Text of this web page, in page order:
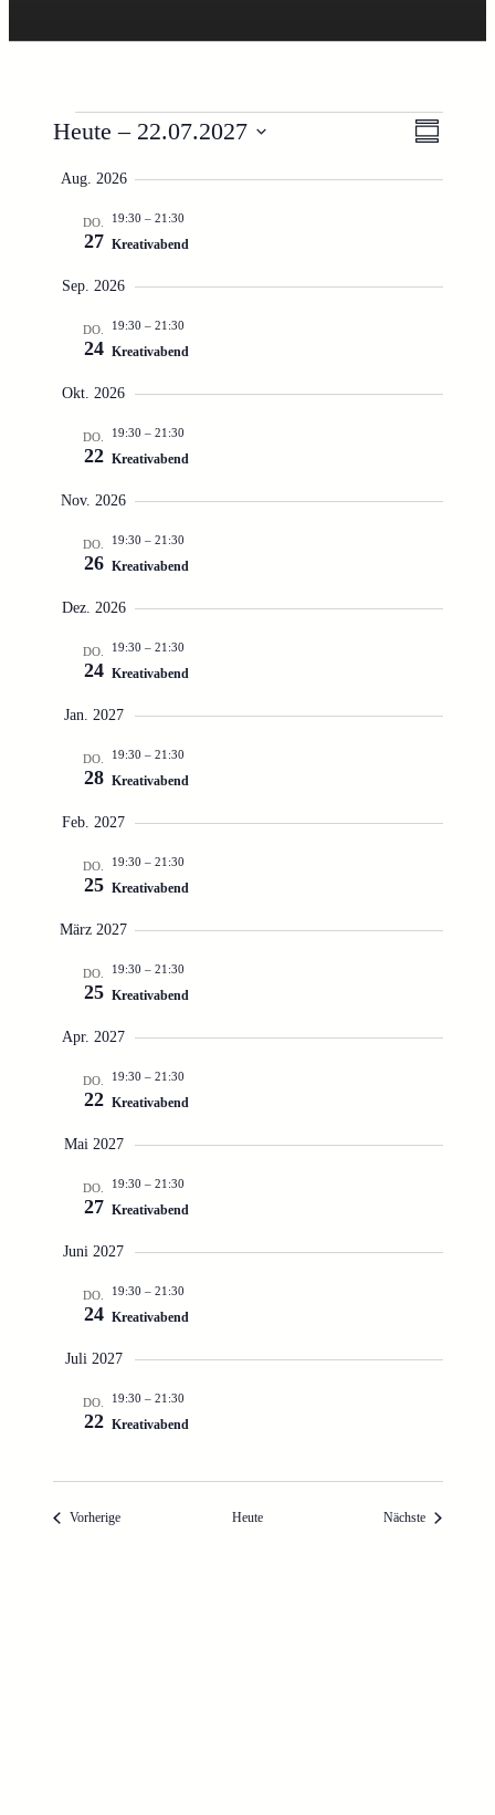
Veranstaltungen
Heute – 22.07.2027
Aug. 2026
DO.
27
19:30 – 21:30
Kreativabend
Sep. 2026
DO.
24
19:30 – 21:30
Kreativabend
Okt. 2026
DO.
22
19:30 – 21:30
Kreativabend
Nov. 2026
DO.
26
19:30 – 21:30
Kreativabend
Dez. 2026
DO.
24
19:30 – 21:30
Kreativabend
Jan. 2027
DO.
28
19:30 – 21:30
Kreativabend
Feb. 2027
DO.
25
19:30 – 21:30
Kreativabend
März 2027
DO.
25
19:30 – 21:30
Kreativabend
Apr. 2027
DO.
22
19:30 – 21:30
Kreativabend
Mai 2027
DO.
27
19:30 – 21:30
Kreativabend
Juni 2027
DO.
24
19:30 – 21:30
Kreativabend
Juli 2027
DO.
22
19:30 – 21:30
Kreativabend
VorherigeVeranstaltungen Heute Nächste